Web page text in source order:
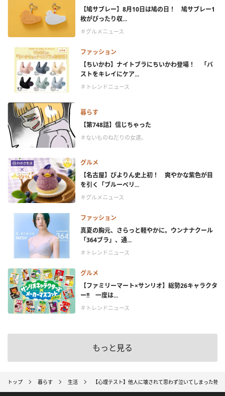
【鳩サブレー】8月10日は鳩の日！ 鳩サブレー1
枚がぴったり収...
＃グルメニュース
ファッション
【ちいかわ】ナイトブラにちいかわ登場！ 「バ
ストをキレイにケア...
＃トレンドニュース
暮らす
【第748話】信じちゃった
＃ないものねだりの女達。
グルメ
【名古屋】ぴよりん史上初！ 爽やかな紫色が目
を引く「ブルーベリ...
＃グルメニュース
ファッション
真夏の胸元、さらっと軽やかに。ウンナナクール
「364ブラ」、通...
＃トレンドニュース
グルメ
【ファミリーマート×サンリオ】総勢26キャラクタ
ー!! 一度は...
＃トレンドニュース
もっと見る
トップ 暮らす 生活 【心理テスト】他人に壊されて思わず泣いてしまった物